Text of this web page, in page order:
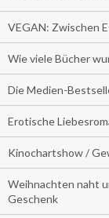
VEGAN: Zwischen
Wie viele Bücher
Die Medien-
Erotische
Kinochartshow /
Weihnachten naht
Geschenk